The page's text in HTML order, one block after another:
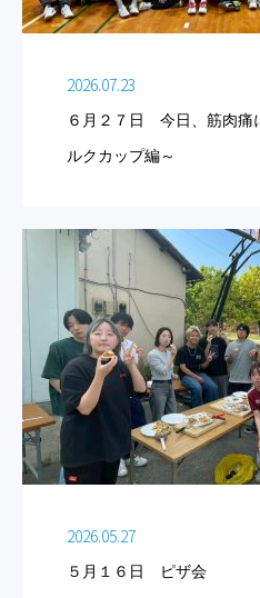
2026.07.23
６月２７日 今日、筋肉痛
ルクカップ編～
2026.05.27
５月１６日 ピザ会